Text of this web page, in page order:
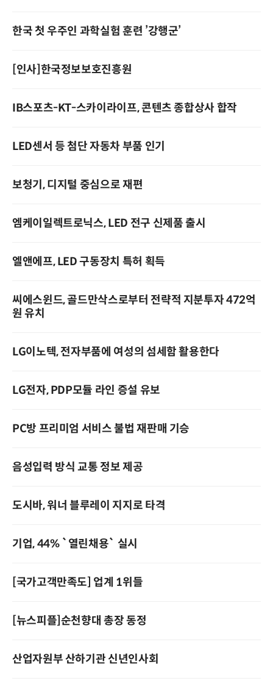
한국 첫 우주인 과학실험 훈련 ’강행군’
[인사]한국정보보호진흥원
IB스포츠­-KT-­스카이라이프, 콘텐츠 종합상사 합작
LED­센서 등 첨단 자동차 부품 인기
보청기, 디지털 중심으로 재편
엠케이일렉트로닉스, LED 전구 신제품 출시
엘앤에프, LED 구동장치 특허 획득
씨에스윈드, 골드만삭스로부터 전략적 지분투자 472억
원 유치
LG이노텍, 전자부품에 여성의 섬세함 활용한다
LG전자, PDP모듈 라인 증설 유보­
PC방 프리미엄 서비스 불법 재판매 기승
음성입력 방식 교통 정보 제공
도시바, 워너 블루레이 지지로 타격
기업, 44% `열린채용` 실시
[국가고객만족도] 업계 1위들
[뉴스피플]순천향대 총장 동정
산업자원부 산하기관 신년인사회